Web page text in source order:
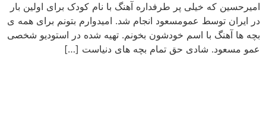
امیرحسین که خیلی پر طرفداره آهنگ با نام کودک برای اولین بار
در ایران توسط عمومسعود انجام شد. امیدوارم بتونم برای همه ی
بچه ها آهنگ با اسم خودشون بخونم. تهیه شده در استودیو شخصی
عمو مسعود. شادی حق تمام بچه های دنیاست […]